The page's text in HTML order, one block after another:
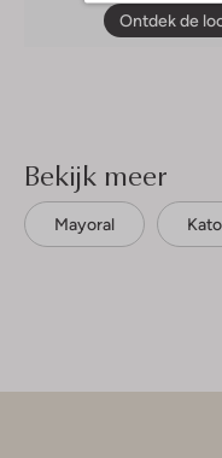
Ontdek de
Bekijk meer
Mayoral